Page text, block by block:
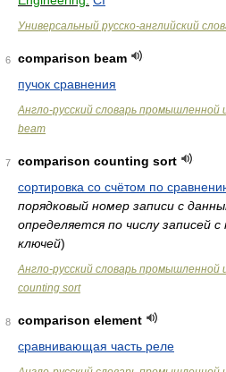
Универсальный русско-английский
6
comparison beam
пучок сравнения
Англо-русский словарь промышленной
beam
7
comparison counting sort
сортировка со счётом по
порядковый номер записи с
определяется по числу записей
ключей)
Англо-русский словарь промышленной
counting sort
8
comparison element
сравнивающая часть реле